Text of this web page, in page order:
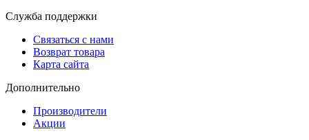
Служба поддержки
Связаться с нами
Возврат товара
Карта сайта
Дополнительно
Производители
Акции